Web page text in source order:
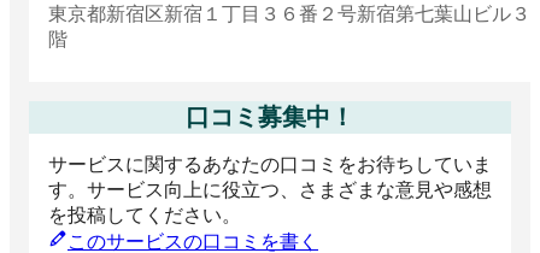
東京都新宿区新宿１丁目３６番２号新宿第七葉山ビル３
階
口コミ募集中！
サービスに関するあなたの口コミをお待ちしていま
す。サービス向上に役立つ、さまざまな意見や感想
を投稿してください。
このサービスの口コミを書く